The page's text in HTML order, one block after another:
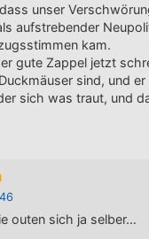
unser
aufstrebender
kam.
gute Zappel jetzt
sind, und
sich was traut, und
outen sich ja selber…